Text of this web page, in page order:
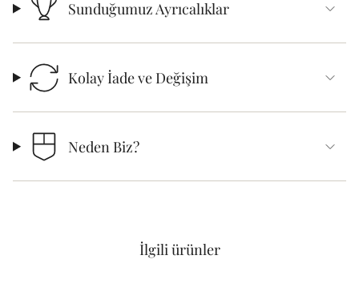
Sunduğumuz Ayrıcalıklar
Kolay İade ve Değişim
Neden Biz?
İlgili ürünler